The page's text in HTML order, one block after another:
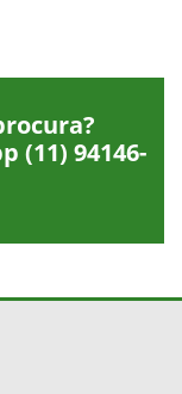
(11) 94146-